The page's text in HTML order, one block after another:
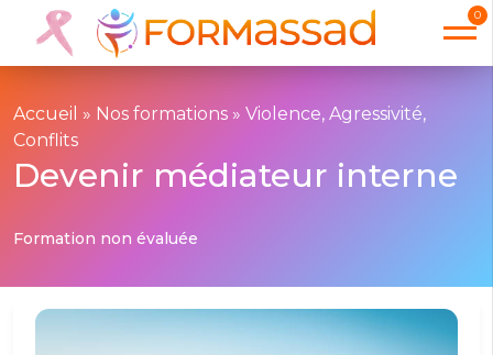
0
Accueil » Nos formations » Violence, Agressivité,
Conflits
Devenir médiateur interne
Formation non évaluée